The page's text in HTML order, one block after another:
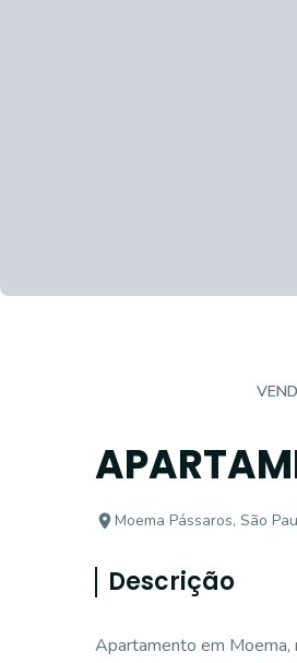
Moema Pássaros, São
Descrição
Apartamento em Moema,